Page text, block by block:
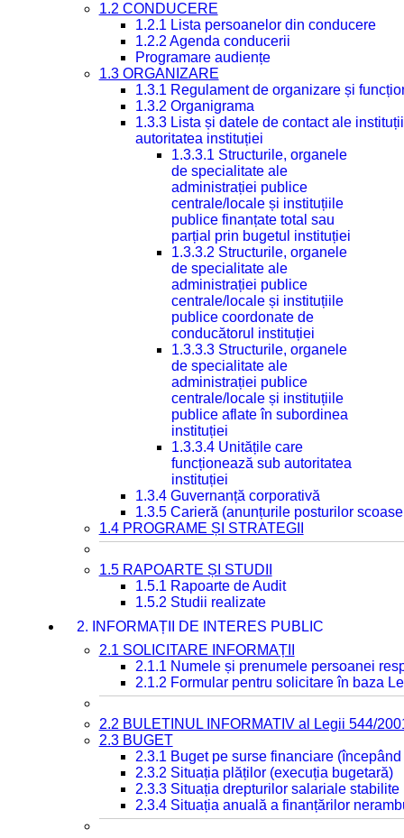
1.2 CONDUCERE
1.2.1 Lista persoanelor din conducere
1.2.2 Agenda conducerii
Programare audiențe
1.3 ORGANIZARE
1.3.1 Regulament de organizare și
1.3.2 Organigrama
1.3.3 Lista și datele de contact ale
autoritatea instituției
1.3.3.1 Structurile, organele
de specialitate ale
administrației publice
centrale/locale și instituțiile
publice finanțate total sau
parțial prin bugetul instituției
1.3.3.2 Structurile, organele
de specialitate ale
administrației publice
centrale/locale și instituțiile
publice coordonate de
conducătorul instituției
1.3.3.3 Structurile, organele
de specialitate ale
administrației publice
centrale/locale și instituțiile
publice aflate în subordinea
instituției
1.3.3.4 Unitățile care
funcționează sub autoritatea
instituției
1.3.4 Guvernanță corporativă
1.3.5 Carieră (anunțurile posturilor
1.4 PROGRAME ȘI STRATEGII
1.5 RAPOARTE ȘI STUDII
1.5.1 Rapoarte de Audit
1.5.2 Studii realizate
2. INFORMAȚII DE INTERES PUBLIC
2.1 SOLICITARE INFORMAȚII
2.1.1 Numele și prenumele persoanei
2.1.2 Formular pentru solicitare în baza
2.2 BULETINUL INFORMATIV al Legii 544/
2.3 BUGET
2.3.1 Buget pe surse financiare
2.3.2 Situația plăților (execuția bugetară)
2.3.3 Situația drepturilor salariale
2.3.4 Situația anuală a finanțărilor